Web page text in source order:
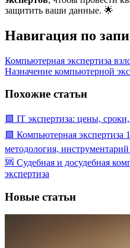
защитить ваши данные. 🌟
Навигация по
Компьютерная экспертиза
Назначение компьютерной
Похожие статьи
🟩 IT экспертиза: цены,
🟩 Компьютерная экспертиза
методология,
🆘 Судебная и досудебная
экспертиза
Новые статьи